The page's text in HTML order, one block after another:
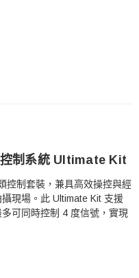
制系統 Ultimate Kit
控制套裝，兼具高效操控與經
現場。此 Ultimate Kit 支援
可同時控制 4 度信號，實現